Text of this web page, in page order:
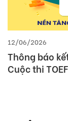
12/06/2026
Thông báo
Cuộc thi